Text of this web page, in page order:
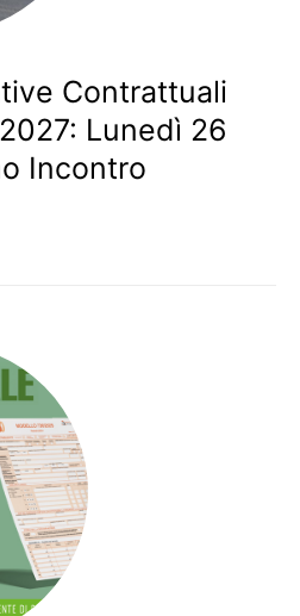
Contrattuali
Lunedì 26
Incontro